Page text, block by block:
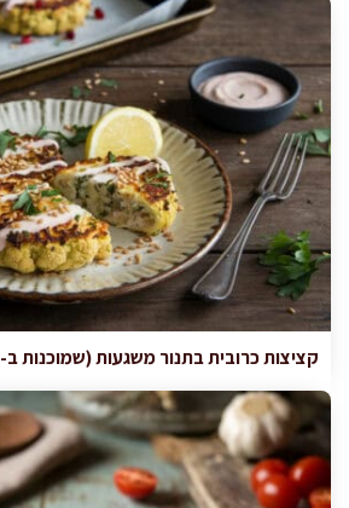
קציצות כרובית בתנור משגעות (שמוכנות ב-35 דקות)